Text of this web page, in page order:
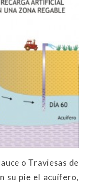
o Traviesas de
su pie el acuífero,